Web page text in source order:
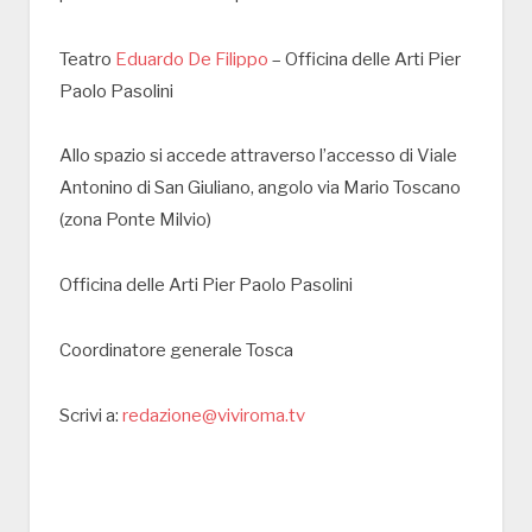
Teatro Eduardo De Filippo – Officina delle Arti Pier
Paolo Pasolini
Allo spazio si accede attraverso l’accesso di Viale
Antonino di San Giuliano, angolo via Mario Toscano
(zona Ponte Milvio)
Officina delle Arti Pier Paolo Pasolini
Coordinatore generale Tosca
Scrivi a: redazione@viviroma.tv